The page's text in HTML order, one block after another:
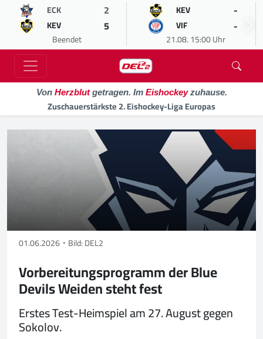
ECK 2
KEV 5
Beendet
KEV -
VIF -
21.08. 15:00 Uhr
Von Herzblutgetragen. Im Eishockeyzuhause.
Zuschauerstärkste 2. Eishockey-Liga Europas
01.06.2026 Bild: DEL2
Vorbereitungsprogramm der Blue
Devils Weiden steht fest
Erstes Test-Heimspiel am 27. August gegen
Sokolov.